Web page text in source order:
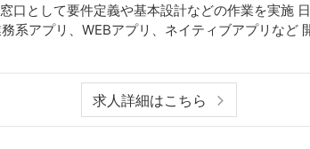
口として要件定義や基本設計などの作業を実施
系アプリ、WEBアプリ、ネイティブアプリなど
求人詳細はこちら